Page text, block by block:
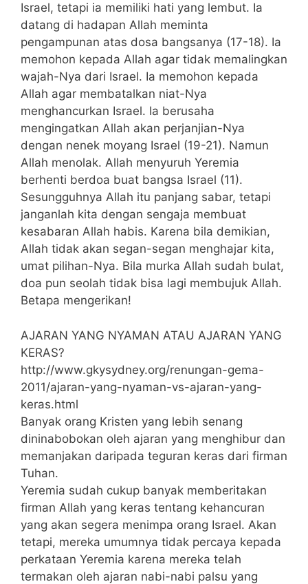
Israel, tetapi ia memiliki hati yang lembut. Ia
datang di hadapan Allah meminta
pengampunan atas dosa bangsanya (17-18). Ia
memohon kepada Allah agar tidak memalingkan
wajah-Nya dari Israel. Ia memohon kepada
Allah agar membatalkan niat-Nya
menghancurkan Israel. Ia berusaha
mengingatkan Allah akan perjanjian-Nya
dengan nenek moyang Israel (19-21). Namun
Allah menolak. Allah menyuruh Yeremia
berhenti berdoa buat bangsa Israel (11).
Sesungguhnya Allah itu panjang sabar, tetapi
janganlah kita dengan sengaja membuat
kesabaran Allah habis. Karena bila demikian,
Allah tidak akan segan-segan menghajar kita,
umat pilihan-Nya. Bila murka Allah sudah bulat,
doa pun seolah tidak bisa lagi membujuk Allah.
Betapa mengerikan!
AJARAN YANG NYAMAN ATAU AJARAN YANG
KERAS?
http://www.gkysydney.org/renungan-gema-
2011/ajaran-yang-nyaman-vs-ajaran-yang-
keras.html
Banyak orang Kristen yang lebih senang
dininabobokan oleh ajaran yang menghibur dan
memanjakan daripada teguran keras dari firman
Tuhan.
Yeremia sudah cukup banyak memberitakan
firman Allah yang keras tentang kehancuran
yang akan segera menimpa orang Israel. Akan
tetapi, mereka umumnya tidak percaya kepada
perkataan Yeremia karena mereka telah
termakan oleh ajaran nabi-nabi palsu yang